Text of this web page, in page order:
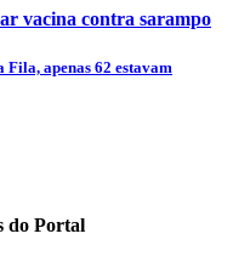
vacina contra sarampo
Fila, apenas 62 estavam
do Portal